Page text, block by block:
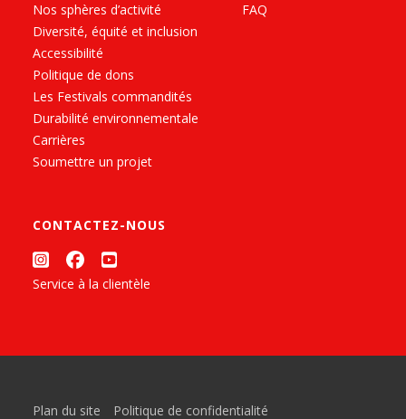
Nos sphères d’activité
Diversité, équité et inclusion
Accessibilité
Politique de dons
Les Festivals commandités
Durabilité environnementale
Carrières
Soumettre un projet
FAQ
CONTACTEZ-NOUS
Service à la clientèle
Plan du site Politique de confidentialité